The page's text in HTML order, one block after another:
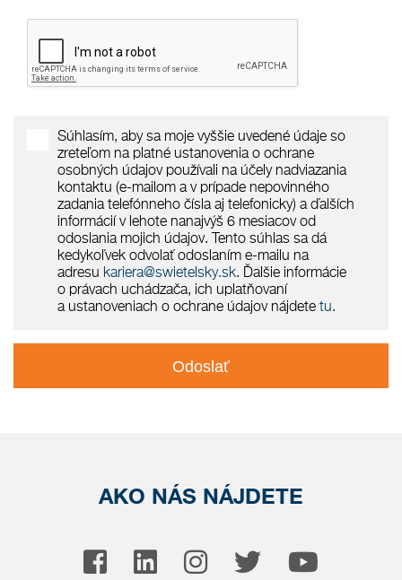
Súhlasím, aby sa moje vyššie uvedené údaje so
zreteľom na platné ustanovenia o ochrane
osobných údajov používali na účely nadviazania
kontaktu (e-mailom a v prípade nepovinného
zadania telefónneho čísla aj telefonicky) a ďalších
informácií v lehote nanajvýš 6 mesiacov od
odoslania mojich údajov. Tento súhlas sa dá
kedykoľvek odvolať odoslaním e-mailu na
adresu kariera@swietelsky.sk. Ďalšie informácie
o právach uchádzača, ich uplatňovaní
a ustanoveniach o ochrane údajov nájdete tu.
Odoslať
AKO NÁS NÁJDETE